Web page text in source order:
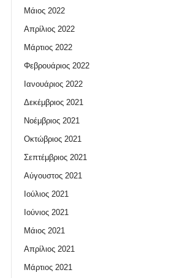
Μάιος 2022
Απρίλιος 2022
Μάρτιος 2022
Φεβρουάριος 2022
Ιανουάριος 2022
Δεκέμβριος 2021
Νοέμβριος 2021
Οκτώβριος 2021
Σεπτέμβριος 2021
Αύγουστος 2021
Ιούλιος 2021
Ιούνιος 2021
Μάιος 2021
Απρίλιος 2021
Μάρτιος 2021